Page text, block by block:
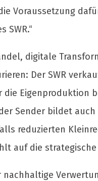
Voraussetzung
SWR.“
digitale
Der SWR
Eigenproduktion
Sender bildet
reduzierten
auf die strategische